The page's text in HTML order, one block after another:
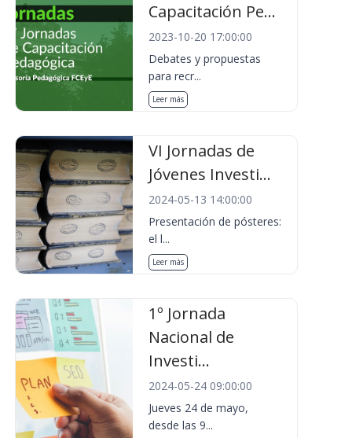
Capacitación Pe...
2023-10-20 17:00:00
Debates y propuestas
para recr...
Leer más
VI Jornadas de
Jóvenes Investi...
2024-05-13 14:00:00
Presentación de pósteres:
el l...
Leer más
1º Jornada
Nacional de
Investi...
2024-05-24 09:00:00
Jueves 24 de mayo,
desde las 9...